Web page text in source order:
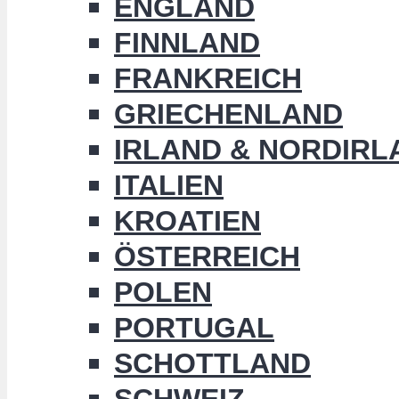
ENGLAND
FINNLAND
FRANKREICH
GRIECHENLAND
IRLAND &
ITALIEN
KROATIEN
ÖSTERREICH
POLEN
PORTUGAL
SCHOTTLAND